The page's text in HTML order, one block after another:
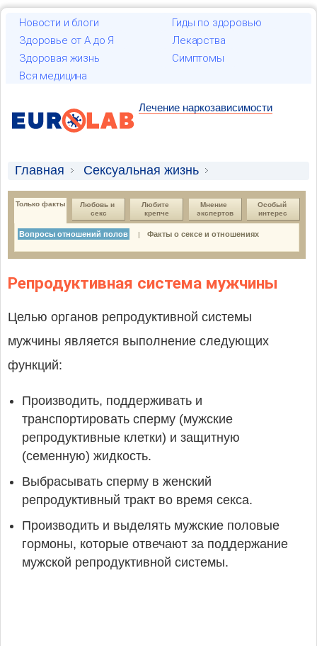
Новости и блоги
Гиды по здоровью
Здоровье от А до Я
Лекарства
Здоровая жизнь
Симптомы
Вся медицина
Лечение наркозависимости
Главная
Сексуальная жизнь
Только факты
Вопросы отношений полов
Только факты
Любовь и
секс
Любите
крепче
Мнение
экспертов
Особый
интерес
Вопросы отношений полов | Факты о сексе и отношениях
Репродуктивная система мужчины
Целью органов репродуктивной системы
мужчины является выполнение следующих
функций:
Производить, поддерживать и
транспортировать сперму (мужские
репродуктивные клетки) и защитную
(семенную) жидкость.
Выбрасывать сперму в женский
репродуктивный тракт во время секса.
Производить и выделять мужские половые
гормоны, которые отвечают за поддержание
мужской репродуктивной системы.